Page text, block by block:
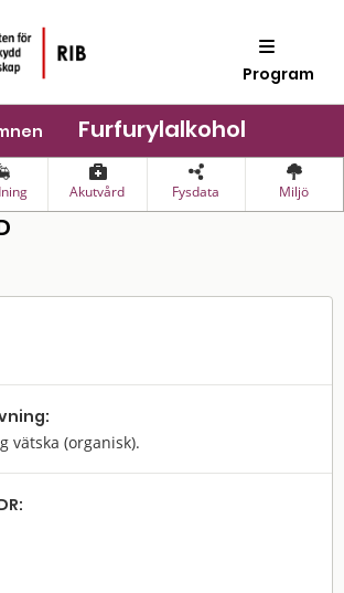
Program
Furfurylalkohol
Akutvård Fysdata Miljö
vätska (organisk).